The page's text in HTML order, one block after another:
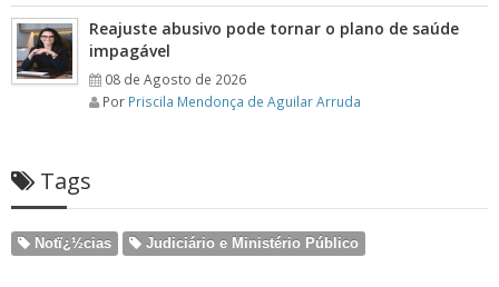
Reajuste abusivo pode tornar o plano de saúde
impagável
08 de Agosto de 2026
Por Priscila Mendonça de Aguilar Arruda
Tags
Notï¿½cias Judiciário e Ministério Público